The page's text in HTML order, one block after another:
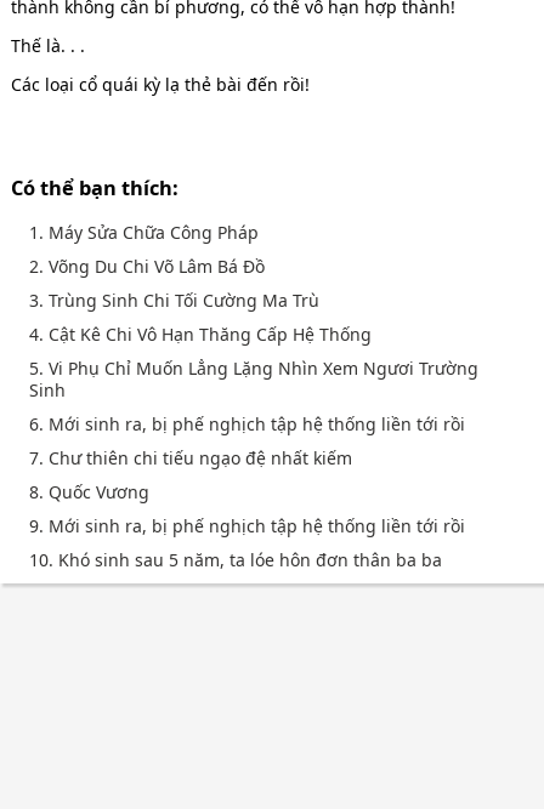
thành không cần bí phương, có thể vô hạn hợp thành!
Thế là. . .
Các loại cổ quái kỳ lạ thẻ bài đến rồi!
Có thể bạn thích:
1. Máy Sửa Chữa Công Pháp
2. Võng Du Chi Võ Lâm Bá Đồ
3. Trùng Sinh Chi Tối Cường Ma Trù
4. Cật Kê Chi Vô Hạn Thăng Cấp Hệ Thống
5. Vi Phụ Chỉ Muốn Lẳng Lặng Nhìn Xem Ngươi Trường
Sinh
6. Mới sinh ra, bị phế nghịch tập hệ thống liền tới rồi
7. Chư thiên chi tiếu ngạo đệ nhất kiếm
8. Quốc Vương
9. Mới sinh ra, bị phế nghịch tập hệ thống liền tới rồi
10. Khó sinh sau 5 năm, ta lóe hôn đơn thân ba ba